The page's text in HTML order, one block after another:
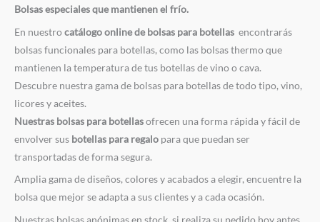
Bolsas especiales que mantienen el frío.
En nuestrocatálogo online de bolsas para botellas encontrarás
bolsas funcionales para botellas, como las bolsas thermo que
mantienen la temperatura de tus botellas de vino o cava.
Descubre nuestra gama de bolsas para botellas de todo tipo, vino,
licores y aceites.
Nuestras bolsas para botellasofrecen una forma rápida y fácil de
envolver sus botellas para regalo para que puedan ser
transportadas de forma segura.
Amplia gama de diseños, colores y acabados a elegir, encuentre la
bolsa que mejor se adapta a sus clientes y a cada ocasión.